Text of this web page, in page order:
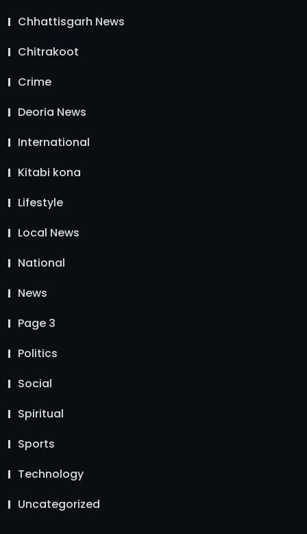
Chhattisgarh News
Chitrakoot
Crime
Deoria News
International
Kitabi kona
Lifestyle
Local News
National
News
Page 3
Politics
Social
Spiritual
Sports
Technology
Uncategorized